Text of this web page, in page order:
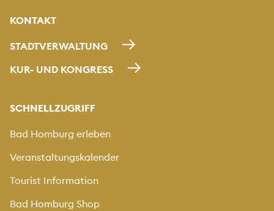
KONTAKT
STADTVERWALTUNG
KUR- UND KONGRESS
SCHNELLZUGRIFF
Bad Homburg erleben
Veranstaltungskalender
Tourist Information
Bad Homburg Shop